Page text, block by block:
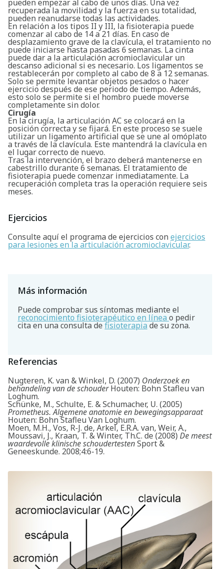
Buscar
pueden empezar al cabo de unos días. Una vez
recuperada la movilidad y la fuerza en su totalidad,
pueden reanudarse todas las actividades.
En relación a los tipos II y III, la fisioterapia puede
comenzar al cabo de 14 a 21 días. En caso de
desplazamiento grave de la clavícula, el tratamiento no
puede iniciarse hasta pasadas 6 semanas. La cinta
puede dar a la articulación acromioclavicular un
descanso adicional si es necesario. Los ligamentos se
restablecerán por completo al cabo de 8 a 12 semanas.
Solo se permite levantar objetos pesados o hacer
ejercicio después de ese periodo de tiempo. Además,
esto solo se permite si el hombro puede moverse
completamente sin dolor.
Cirugía
En la cirugía, la articulación AC se colocará en la
posición correcta y se fijará. En este proceso se suele
utilizar un ligamento artificial que se une al omóplato
a través de la clavícula. Este mantendrá la clavícula en
el lugar correcto de nuevo.
Tras la intervención, el brazo deberá mantenerse en
cabestrillo durante 6 semanas. El tratamiento de
fisioterapia puede comenzar inmediatamente. La
recuperación completa tras la operación requiere seis
meses.
Ejercicios
Consulte aquí el programa de ejercicios con ejercicios
para lesiones en la articulación acromioclavicular.
Más información
Puede comprobar sus síntomas mediante el
reconocimiento fisioterapéutico en línea o pedir
cita en una consulta defisioterapiade su zona.
Referencias
Nugteren, K. van & Winkel, D. (2007) Onderzoek en
behandeling van de schouderHouten: Bohn Stafleu van
Loghum.
Schünke, M., Schulte, E. & Schumacher, U. (2005)
Prometheus. Algemene anatomie en bewegingsapparaat
Houten: Bohn Stafleu Van Loghum.
Moen, M.H., Vos, R-J. de, Arkel, E.R.A. van, Weir, A.,
Moussavi, J., Kraan, T. & Winter, Th.C. de (2008) De meest
waardevolle klinische schoudertestenSport &
Geneeskunde. 2008;4:6-19.